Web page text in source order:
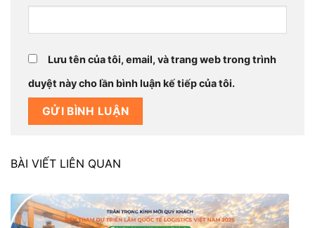
Lưu tên của tôi, email, và trang web trong trình
duyệt này cho lần bình luận kế tiếp của tôi.
BÀI VIẾT LIÊN QUAN